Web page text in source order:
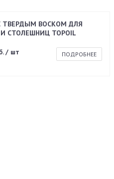
ТВЕРДЫМ ВОСКОМ ДЛЯ
СТОЛЕШНИЦ TOPOIL
/ шт ПОДРОБНЕЕ